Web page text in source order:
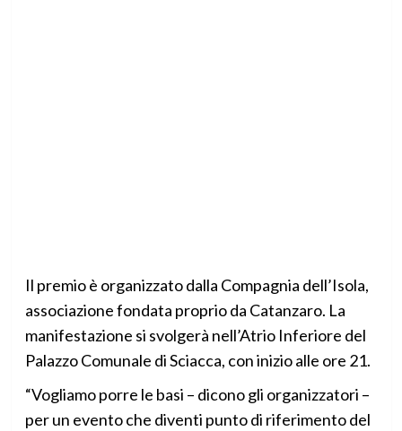
Il premio è organizzato dalla Compagnia dell’Isola,
associazione fondata proprio da Catanzaro. La
manifestazione si svolgerà nell’Atrio Inferiore del
Palazzo Comunale di Sciacca, con inizio alle ore 21.
“Vogliamo porre le basi – dicono gli organizzatori –
per un evento che diventi punto di riferimento del